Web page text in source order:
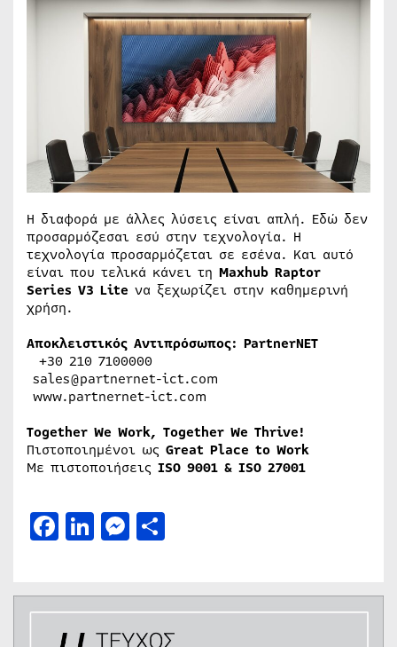
Η διαφορά με άλλες λύσεις είναι απλή. Εδώ δεν
προσαρμόζεσαι εσύ στην τεχνολογία. Η
τεχνολογία προσαρμόζεται σε εσένα. Και αυτό
είναι που τελικά κάνει τη Maxhub Raptor
Series V3 Lite να ξεχωρίζει στην καθημερινή
χρήση.
Αποκλειστικός Αντιπρόσωπος: PartnerNET
+30 210 7100000
sales@partnernet-ict.com
www.partnernet-ict.com
Together We Work, Together We Thrive!
Πιστοποιημένοι ως Great Place to Work
Με πιστοποιήσεις ISO 9001 & ISO 27001
Facebook
LinkedIn
Messenger